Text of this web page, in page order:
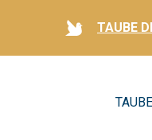
TAUBE